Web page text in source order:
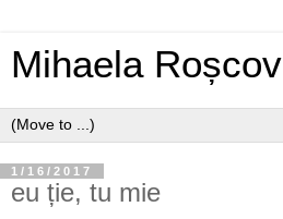
Mihaela Roșcov
1/16/2017
eu ție, tu mie